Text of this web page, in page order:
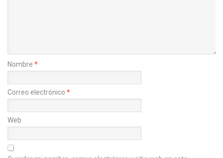
Nombre *
Correo electrónico *
Web